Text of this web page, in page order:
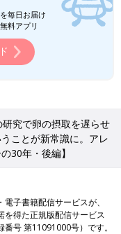
毎日お届け
料アプリ
研究で卵の摂取を遅らせ
ことが新常識に。アレ
30年・後編】
子書籍配信サービスが、
を得た正規版配信サービス
号 第11091000号）です。